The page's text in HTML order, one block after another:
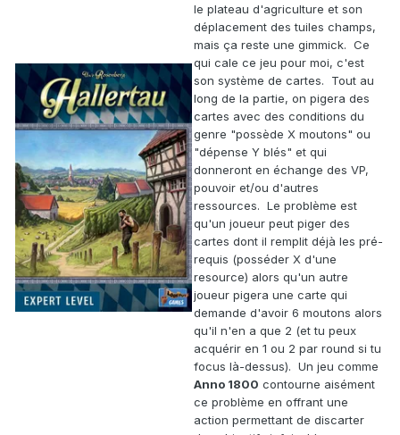
le plateau d'agriculture et son
déplacement des tuiles champs,
mais ça reste une gimmick. Ce
qui cale ce jeu pour moi, c'est
son système de cartes. Tout au
long de la partie, on pigera des
cartes avec des conditions du
genre "possède X moutons" ou
"dépense Y blés" et qui
donneront en échange des VP,
pouvoir et/ou d'autres
ressources. Le problème est
qu'un joueur peut piger des
cartes dont il remplit déjà les pré-
requis (posséder X d'une
resource) alors qu'un autre
joueur pigera une carte qui
demande d'avoir 6 moutons alors
qu'il n'en a que 2 (et tu peux
acquérir en 1 ou 2 par round si tu
focus là-dessus). Un jeu comme
Anno 1800 contourne aisément
ce problème en offrant une
action permettant de discarter